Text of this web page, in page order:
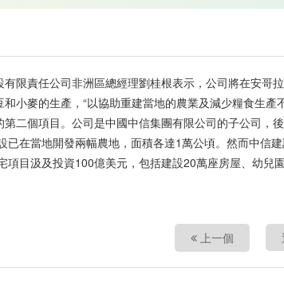
限責任公司非洲區總經理劉桂根表示，公司將在安哥
小麥的生產，“以協助重建當地的農業及減少糧食生產不
二個項目。公司是中國中信集團有限公司的子公司，
在當地開發兩幅農地，面積各達1萬公頃。然而中信
項目汲及投資100億美元，包括建設20萬座房屋、幼兒園
上一個